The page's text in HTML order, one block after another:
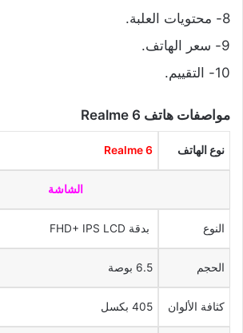
8- محتويات العلبة.
9- سعر الهاتف.
10- التقييم.
مواصفات هاتف Realme 6
نوع الهاتف Realme 6
الشاشة
النوع بدقة FHD+ IPS LCD
الحجم 6.5 بوصة
كثافة الألوان 405 بكسل